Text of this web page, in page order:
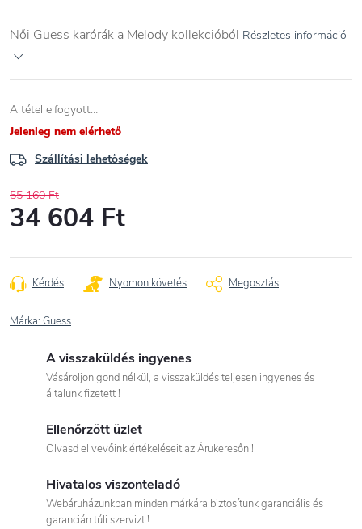
Női Guess karórák a Melody kollekcióból Részletes információ
A tétel elfogyott…
Jelenleg nem elérhető
Szállítási lehetőségek
55 160 Ft
34 604 Ft
Kérdés Nyomon követés Megosztás
Márka: Guess
A visszaküldés ingyenes
Vásároljon gond nélkül, a visszaküldés teljesen ingyenes és
általunk fizetett !
Ellenőrzött üzlet
Olvasd el vevőink értékeléseit az Árukeresőn !
Hivatalos viszonteladó
Webáruházunkban minden márkára biztosítunk garanciális és
garancián túli szervizt !